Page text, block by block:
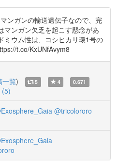
ンガンの輸送遺伝子なので、完
マンガン欠乏を起こす懸念があ
ミウム性は、コシヒカリ環1号の
t.co/KxUNfAvym8
一覧) 5 4 0.671
(5)
@tricolororo